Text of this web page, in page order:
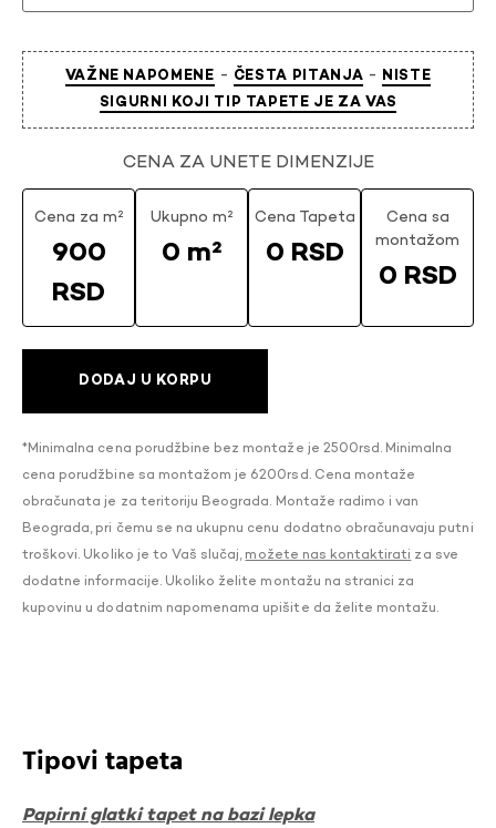
VAŽNE NAPOMENE - ČESTA PITANJA - NISTE
SIGURNI KOJI TIP TAPETE JE ZA VAS
CENA ZA UNETE DIMENZIJE
Cena za m²
900
RSD
Ukupno m²
0 m²
Cena Tapeta
0 RSD
Cena sa
montažom
0 RSD
DODAJ U KORPU
*Minimalna cena porudžbine bez montaže je 2500rsd. Minimalna
cena porudžbine sa montažom je 6200rsd. Cena montaže
obračunata je za teritoriju Beograda. Montaže radimo i van
Beograda, pri čemu se na ukupnu cenu dodatno obračunavaju putni
troškovi. Ukoliko je to Vaš slučaj, možete nas kontaktirati za sve
dodatne informacije. Ukoliko želite montažu na stranici za
kupovinu u dodatnim napomenama upišite da želite montažu.
Tipovi tapeta
Papirni glatki tapet na bazi lepka